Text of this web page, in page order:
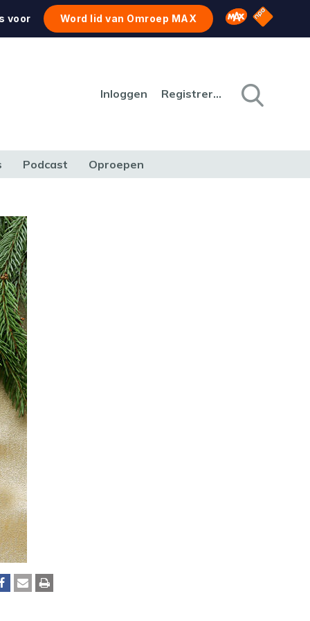
voor Word lid van Omroep MAX Omroep MAX
NPO
Inloggen Registreren
Podcast Oproepen